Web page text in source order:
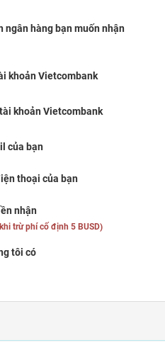
ngân hàng bạn muốn nhận
khoản Vietcombank
khoản Vietcombank
của bạn
thoại của bạn
nhận
trừ phí cố định 5 BUSD)
tôi có